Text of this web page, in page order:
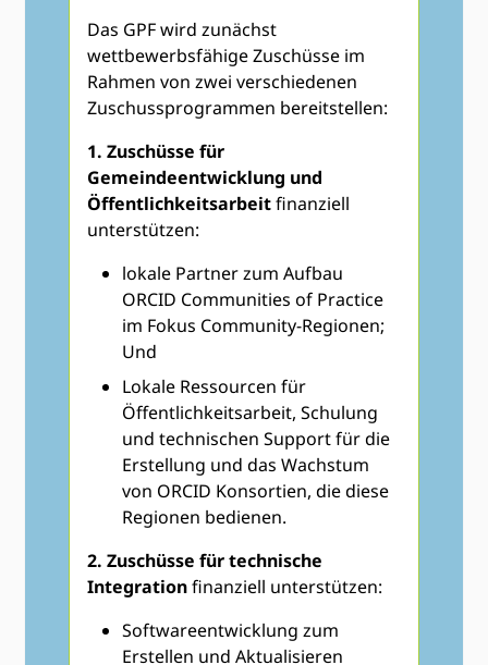
Das GPF wird zunächst
wettbewerbsfähige Zuschüsse im
Rahmen von zwei verschiedenen
Zuschussprogrammen bereitstellen:
1. Zuschüsse für
Gemeindeentwicklung und
Öffentlichkeitsarbeitfinanziell
unterstützen:
lokale Partner zum Aufbau
ORCID Communities of Practice
im Fokus Community-Regionen;
Und
Lokale Ressourcen für
Öffentlichkeitsarbeit, Schulung
und technischen Support für die
Erstellung und das Wachstum
von ORCID Konsortien, die diese
Regionen bedienen.
2. Zuschüsse für technische
Integrationfinanziell unterstützen:
Softwareentwicklung zum
Erstellen und Aktualisieren